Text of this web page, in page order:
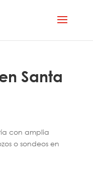
Santa
con amplia
o sondeos en